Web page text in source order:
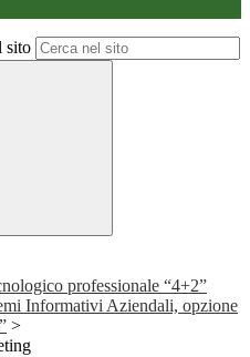
sito
professionale “4+2”
Informativi Aziendali, opzione
>